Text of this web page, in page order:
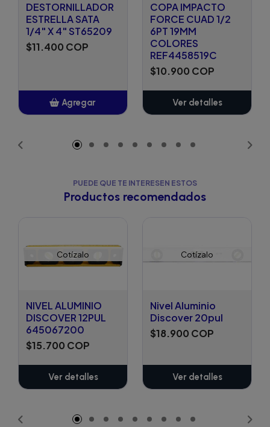
DESTORNILLADOR
ESTRELLA SATA
1/4" X 4" ST65209
$11.400 COP
Agregar
COPA IMPACTO
FORCE CUAD 1/2
6PT 19MM
COLORES
REF4458519C
$10.900 COP
Ver detalles
PUEDE QUE TE INTERESEN ESTOS
Productos recomendados
Cotízalo
NIVEL ALUMINIO
DISCOVER 12PUL
645067200
$15.700 COP
Ver detalles
Cotízalo
Nivel Aluminio
Discover 20pul
$18.900 COP
Ver detalles